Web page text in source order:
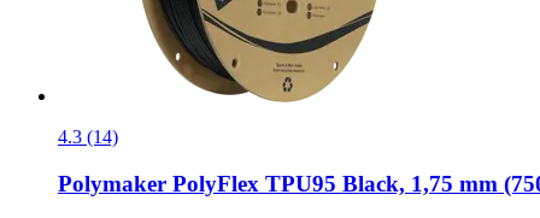
4.3 (14)
Polymaker PolyFlex TPU95 Black, 1,75 mm